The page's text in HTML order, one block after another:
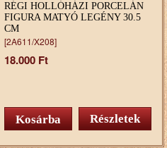
RÉGI HOLLÓHÁZI PORCELÁN
FIGURA MATYÓ LEGÉNY 30.5
CM
[2A611/X208]
18.000 Ft
Részletek